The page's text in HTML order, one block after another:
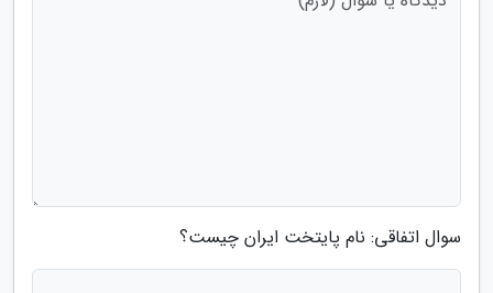
سوال اتفاقی: نام پایتخت ایران چیست؟